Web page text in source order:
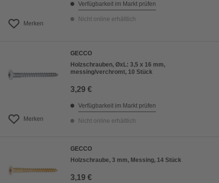
Merken
Verfügbarkeit im Markt prüfen
Nicht online erhältlich
Merken
GECCO
Holzschrauben, ØxL: 3,5 x 16 mm,
messing/verchromt, 10 Stück
3,29 €
Verfügbarkeit im Markt prüfen
Nicht online erhältlich
GECCO
Holzschraube, 3 mm, Messing, 14 Stück
3,19 €